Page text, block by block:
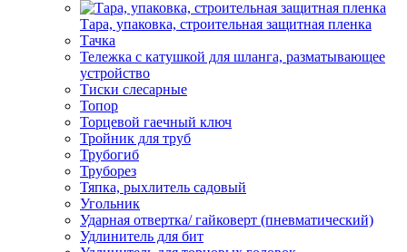
Тара, упаковка, строительная защитная пленка
Тачка
Тележка с катушкой для шланга, разматывающее
устройство
Тиски слесарные
Топор
Торцевой гаечный ключ
Тройник для труб
Трубогиб
Труборез
Тяпка, рыхлитель садовый
Угольник
Ударная отвертка/ гайковерт (пневматический)
Удлинитель для бит